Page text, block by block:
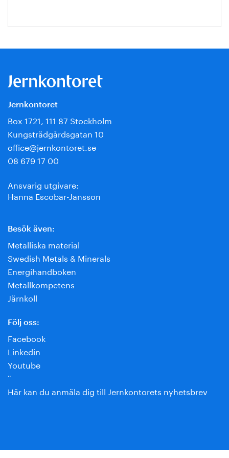
Jernkontoret
Box 1721, 111 87 Stockholm
Kungsträdgårdsgatan 10
office@jernkontoret.se
08 679 17 00
Ansvarig utgivare:
Hanna Escobar-Jansson
Besök även:
Metalliska material
Swedish Metals & Minerals
Energihandboken
Metallkompetens
Järnkoll
Följ oss:
Facebook
Linkedin
Youtube
¨
Här kan du anmäla dig till Jernkontorets nyhetsbrev